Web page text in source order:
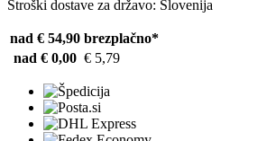
Stroški dostave za državo: Slovenija
nad € 54,90 brezplačno*
nad € 0,00 € 5,79